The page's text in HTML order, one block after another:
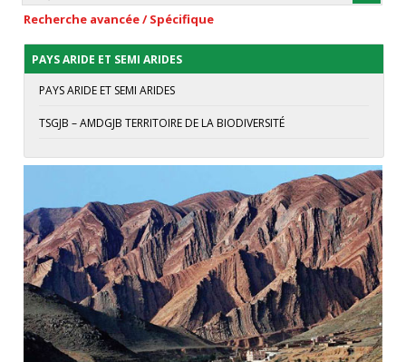
Recherche avancée / Spécifique
PAYS ARIDE ET SEMI ARIDES
PAYS ARIDE ET SEMI ARIDES
TSGJB – AMDGJB TERRITOIRE DE LA BIODIVERSITÉ